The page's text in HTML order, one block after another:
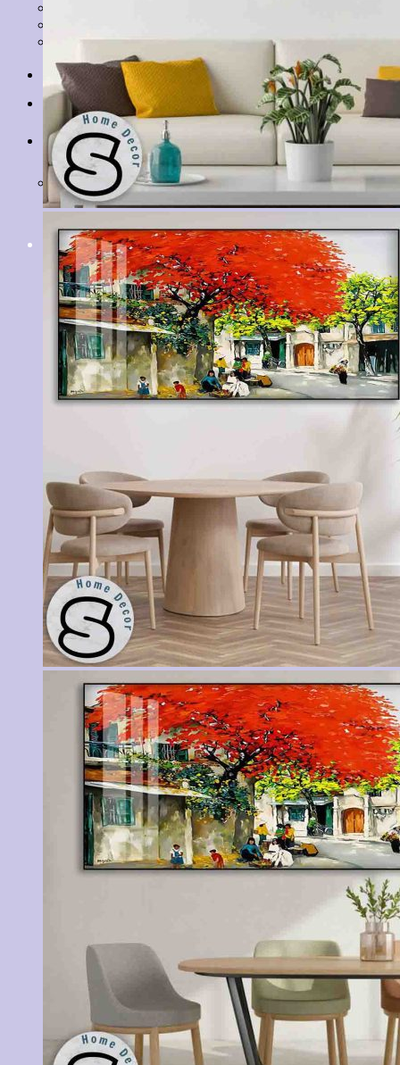
Tranh Thuỷ Mặc
Tranh Con Hổ
Tin tức
Liên hệ
Giỏ hàng
Chưa có sản phẩm trong giỏ hàng.
Tìm
kiếm: